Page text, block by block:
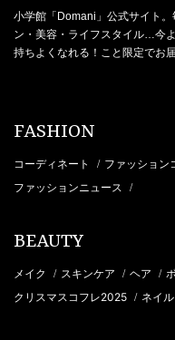
小学館「Domani」公式サイト
ン・美容・ライフスタイル…今
持ちよくなれる！こと限定でお
FASHION
コーディネート / ファッション
ファッションニュース /
BEAUTY
メイク / スキンケア / ヘア /
クリスマスコフレ2025 / ネイル